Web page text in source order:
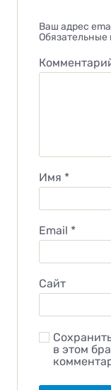
Ваш адрес
Имя *
Email *
Сайт
в этом